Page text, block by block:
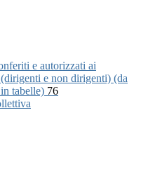
e autorizzati ai
e non dirigenti) (da
tabelle) 76